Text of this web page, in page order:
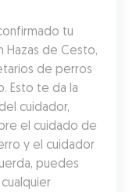
tu
de Cesto,
de perros
Esto te da la
cuidador,
el cuidado de
y el cuidador
puedes